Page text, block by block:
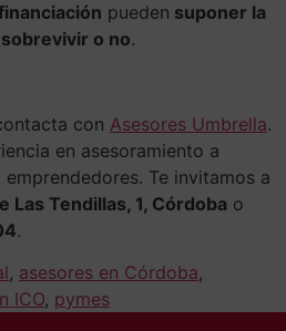
pueden suponer la
o no.
con Asesores Umbrella.
en asesoramiento a
Te invitamos a
Las Tendillas, 1, Córdoba o
.
, asesores en Córdoba,
ICO, pymes